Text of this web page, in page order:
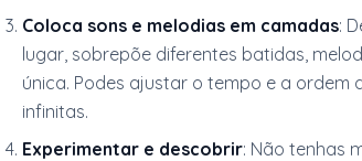
Coloca sons e melodias em camadas:
lugar, sobrepõe diferentes batidas,
única. Podes ajustar o tempo e a
infinitas.
Experimentar e descobrir: Não tenhas